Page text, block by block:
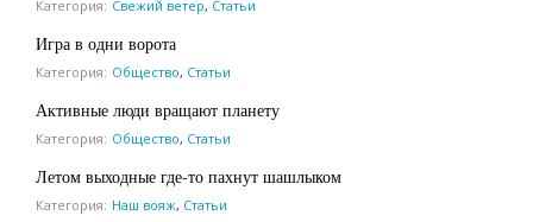
Категория: Свежий ветер, Статьи
Игра в одни ворота
Категория: Общество, Статьи
Активные люди вращают планету
Категория: Общество, Статьи
Летом выходные где-то пахнут шашлыком
Категория: Наш вояж, Статьи